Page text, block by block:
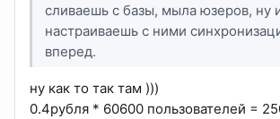
сливаешь с базы, мыла юзеров, ну
настраиваешь с ними
вперед.
ну как то так там )))
0.4рубля * 60600 пользователей =